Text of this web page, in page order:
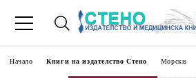
Начало Книги на издателство Стено Морски